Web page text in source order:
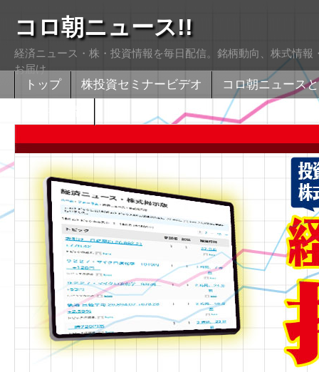
コロ朝ニュース!!
経済ニュース・株・投資情報を毎日配信。銘柄動向、株式情
お届け
トップ 株投資セミナービデオ
コロ朝ニュース